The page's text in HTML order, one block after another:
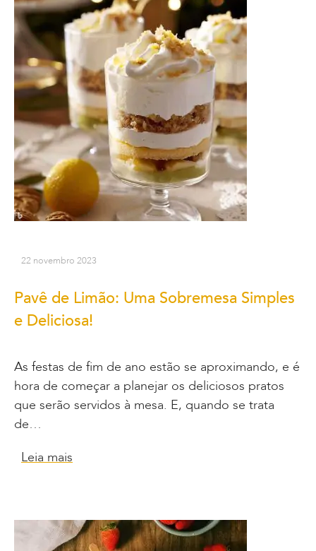
22 novembro 2023
Pavê de Limão: Uma Sobremesa Simples
e Deliciosa!
As festas de fim de ano estão se aproximando, e é
hora de começar a planejar os deliciosos pratos
que serão servidos à mesa. E, quando se trata
de…
Leia mais